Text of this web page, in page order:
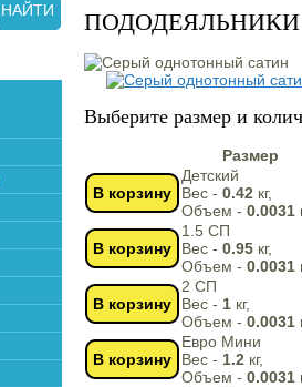
НАЙТИ
Выберите размер и
Размер
В корзину
Детский
Вес - 0.42 кг,
Объем - 0.0031
В корзину
1.5 СП
Вес - 0.95 кг,
Объем - 0.0031
В корзину
2 СП
Вес - 1 кг,
Объем - 0.0031
В корзину
Евро Мини
Вес - 1.2 кг,
Объем - 0.0031